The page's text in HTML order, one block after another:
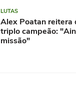
LUTAS
Alex Poatan reitera
triplo campeão:
missão"